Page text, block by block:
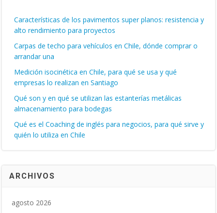
Características de los pavimentos super planos: resistencia y
alto rendimiento para proyectos
Carpas de techo para vehículos en Chile, dónde comprar o
arrandar una
Medición isocinética en Chile, para qué se usa y qué
empresas lo realizan en Santiago
Qué son y en qué se utilizan las estanterías metálicas
almacenamiento para bodegas
Qué es el Coaching de inglés para negocios, para qué sirve y
quién lo utiliza en Chile
ARCHIVOS
agosto 2026